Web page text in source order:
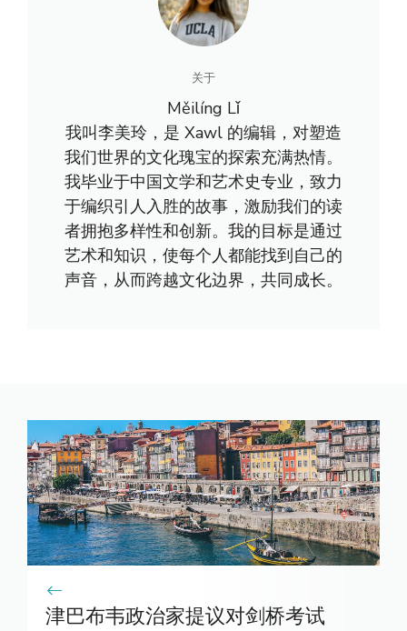
关于
Měilíng Lǐ
我叫李美玲，是 Xawl 的编辑，对塑造
我们世界的文化瑰宝的探索充满热情。
我毕业于中国文学和艺术史专业，致力
于编织引人入胜的故事，激励我们的读
者拥抱多样性和创新。我的目标是通过
艺术和知识，使每个人都能找到自己的
声音，从而跨越文化边界，共同成长。
津巴布韦政治家提议对剑桥考试